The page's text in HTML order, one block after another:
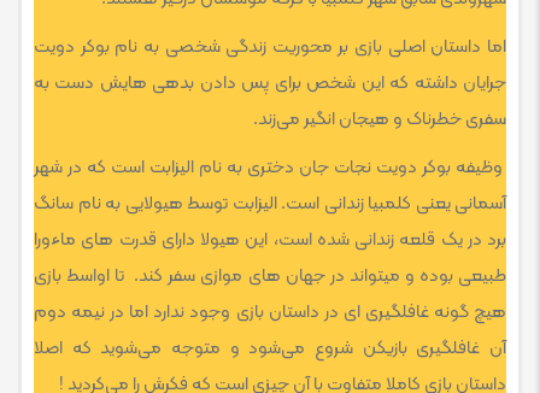
اما داستان اصلی بازی بر محوریت زندگی شخصی به نام بوکر دویت
جرایان داشته که این شخص برای پس دادن بدهی هایش دست به
سفری خطرناک و هیجان انگیر می‌زند.
وظیفه بوکر دویت نجات جان دختری به نام الیزابت است که در شهر
آسمانی یعنی کلمبیا زندانی است. الیزابت توسط هیولایی به نام سانگ
برد در یک قلعه زندانی شده است، این هیولا دارای قدرت های ماءورا
طبیعی بوده و میتواند در جهان های موازی سفر کند. تا اواسط بازی
هیچ گونه غافلگیری ای در داستان بازی وجود ندارد اما در نیمه دوم
آن غافلگیری بازیکن شروع می‌شود و متوجه می‌شوید که اصلا
داستان بازی کاملا متفاوت با آن چیزی است که فکرش را می‌کردید !